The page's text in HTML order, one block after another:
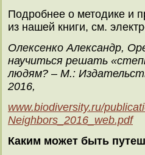
Подробнее о методике и
из нашей книги, см.
Олексенко Александр,
научиться решать
людям? – М.:
2016,
www.biodiversity.ru/
Neighbors_2016_web.pdf
Каким может быть